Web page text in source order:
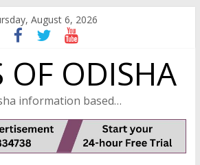
August 6, 2026
OF ODISHA
information based…